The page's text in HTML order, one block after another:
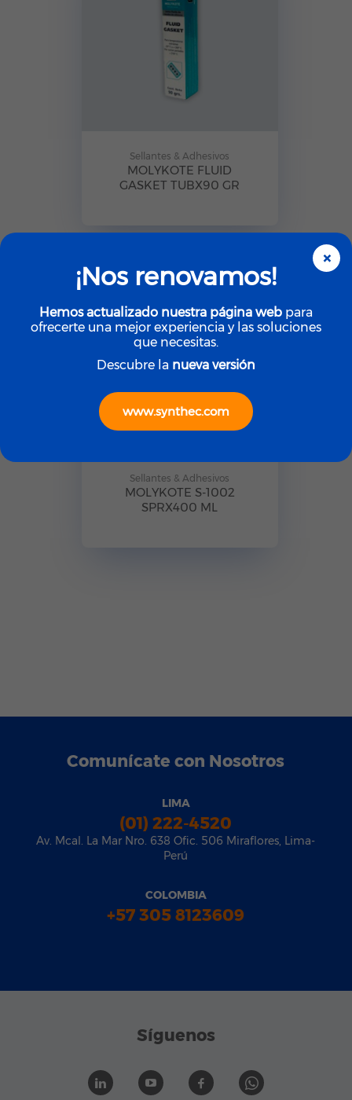
Sellantes & Adhesivos
MOLYKOTE FLUID
GASKET TUBX90 GR
Sellantes & Adhesivos
MOLYKOTE S-1002
SPRX400 ML
Comunícate con Nosotros
LIMA
(01) 222-4520
Av. Mcal. La Mar Nro. 638 Ofic. 506 Miraflores, Lima-
Perú
COLOMBIA
+57 305 8123609
Síguenos
×
¡Nos renovamos!
Hemos actualizado nuestra página web para
ofrecerte una mejor experiencia y las soluciones
que necesitas.
Descubre la nueva versión
www.synthec.com